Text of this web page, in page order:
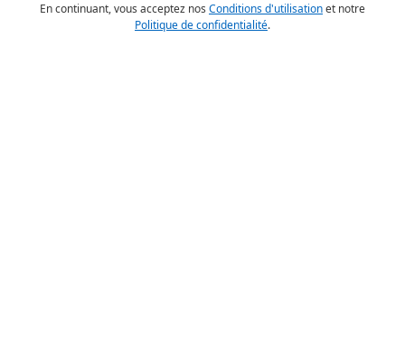
En continuant, vous acceptez nos Conditions d'utilisationet notre
Politique de confidentialité.